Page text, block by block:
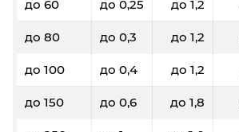
до 60 до 0,25 до 1,2
до 80 до 0,3 до 1,2
до 100 до 0,4 до 1,2
до 150 до 0,6 до 1,8